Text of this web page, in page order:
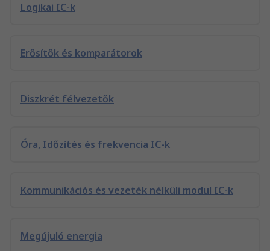
Logikai IC-k
Erősítők és komparátorok
Diszkrét félvezetők
Óra, Időzítés és frekvencia IC-k
Kommunikációs és vezeték nélküli modul IC-k
Megújuló energia